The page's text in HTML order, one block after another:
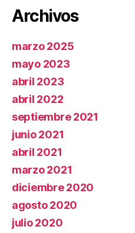
Archivos
marzo 2025
mayo 2023
abril 2023
abril 2022
septiembre 2021
junio 2021
abril 2021
marzo 2021
diciembre 2020
agosto 2020
julio 2020